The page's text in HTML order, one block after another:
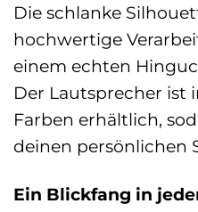
Die schlanke
hochwertige
einem echten
Der Lautsprecher ist
Farben erhältlich,
deinen persönlichen
Ein Blickfang in